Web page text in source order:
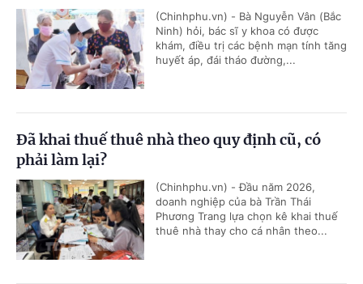
(Chinhphu.vn) - Bà Nguyễn Vân (Bắc
Ninh) hỏi, bác sĩ y khoa có được
khám, điều trị các bệnh mạn tính tăng
huyết áp, đái tháo đường,...
Đã khai thuế thuê nhà theo quy định cũ, có
phải làm lại?
(Chinhphu.vn) - Đầu năm 2026,
doanh nghiệp của bà Trần Thái
Phương Trang lựa chọn kê khai thuế
thuê nhà thay cho cá nhân theo...